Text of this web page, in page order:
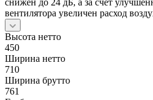
вентилятора увеличен расход
Высота нетто
450
Ширина нетто
710
Ширина брутто
761